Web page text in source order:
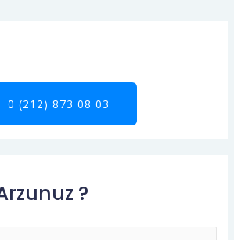
0 (212) 873 08 03
?